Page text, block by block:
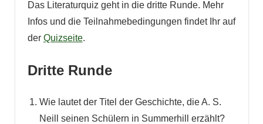
Das Literaturquiz geht in die dritte Runde. Mehr
Infos und die Teilnahmebedingungen findet Ihr auf
der Quizseite.
Dritte Runde
Wie lautet der Titel der Geschichte, die A. S.
Neill seinen Schülern in Summerhill erzählt?